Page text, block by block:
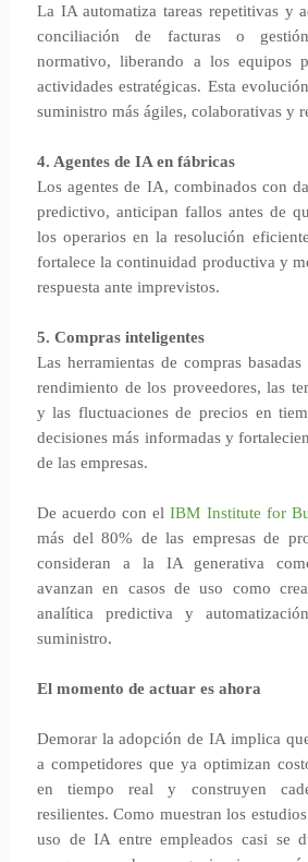
La IA automatiza tareas repetitivas y
conciliación de facturas o
normativo, liberando a los equipos
actividades estratégicas. Esta
suministro más ágiles, colaborativas y
4. Agentes de IA en fábricas
Los agentes de IA, combinados con
predictivo, anticipan fallos antes de
los operarios en la resolución
fortalece la continuidad productiva y
respuesta ante imprevistos.
5. Compras inteligentes
Las herramientas de compras
rendimiento de los proveedores, las
y las fluctuaciones de precios en
decisiones más informadas y
de las empresas.
De acuerdo con elIBM Institute for
más del 80% de las empresas de
consideran a la IA generativa
avanzan en casos de uso como
analítica predictiva y
suministro.
El momento de actuar es ahora
Demorar la adopción de IA implica
a competidores que ya optimizan
en tiempo real y construyen
resilientes. Como muestran los
uso de IA entre empleados casi se